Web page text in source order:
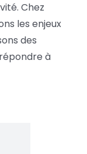
Chez
les enjeux
des
à